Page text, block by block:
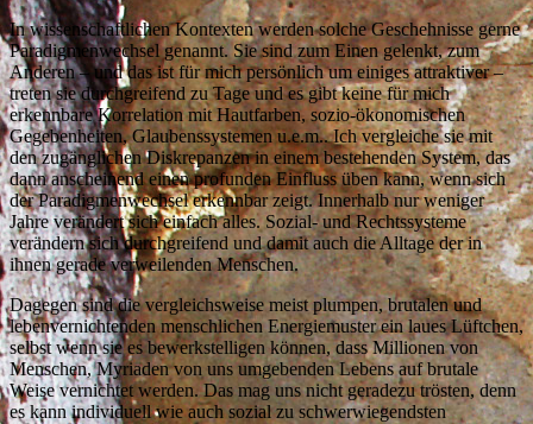
In wissenschaftlichen Kontexten werden solche Geschehnisse gerne
Paradigmenwechsel genannt. Sie sind zum Einen gelenkt, zum
Anderen – und das ist für mich persönlich um einiges attraktiver –
treten sie durchgreifend zu Tage und es gibt keine für mich
erkennbare Korrelation mit Hautfarben, sozio-ökonomischen
Gegebenheiten, Glaubenssystemen u.e.m.. Ich vergleiche sie mit
den zugänglichen Diskrepanzen in einem bestehenden System, das
dann anscheinend einen profunden Einfluss üben kann, wenn sich
der Paradigmenwechsel erkennbar zeigt. Innerhalb nur weniger
Jahre verändert sich einfach alles. Sozial- und Rechtssysteme
verändern sich durchgreifend und damit auch die Alltage der in
ihnen gerade verweilenden Menschen.
Dagegen sind die vergleichsweise meist plumpen, brutalen und
lebenvernichtenden menschlichen Energiemuster ein laues Lüftchen,
selbst wenn sie es bewerkstelligen können, dass Millionen von
Menschen, Myriaden von uns umgebenden Lebens auf brutale
Weise vernichtet werden. Das mag uns nicht geradezu trösten, denn
es kann individuell wie auch sozial zu schwerwiegendsten